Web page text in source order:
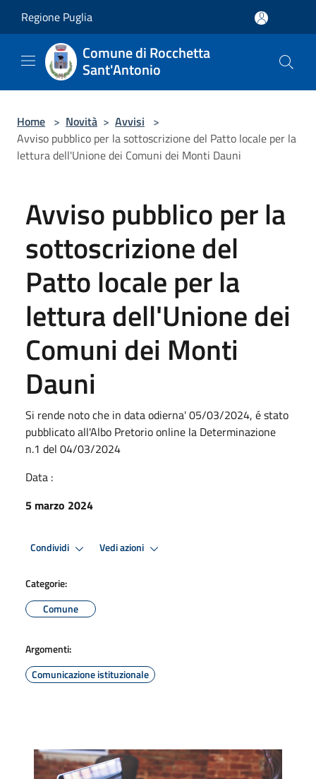
Regione Puglia
Comune di Rocchetta
Sant'Antonio
Home > Novità > Avvisi >
Avviso pubblico per la sottoscrizione del Patto locale per la
lettura dell'Unione dei Comuni dei Monti Dauni
Avviso pubblico per la
sottoscrizione del
Patto locale per la
lettura dell'Unione dei
Comuni dei Monti
Dauni
Si rende noto che in data odierna' 05/03/2024, é stato
pubblicato all'Albo Pretorio online la Determinazione
n.1 del 04/03/2024
Data :
5 marzo 2024
Condividi Vedi azioni
Categorie:
Comune
Argomenti:
Comunicazione istituzionale